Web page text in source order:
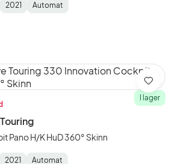
2021
Automat
I lager
Pano H/K HuD 360° Skinn
2021 Automat
Spara